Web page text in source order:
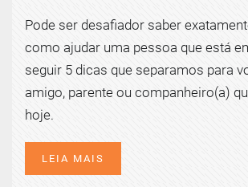
Pode ser desafiador saber
como ajudar uma pessoa que está
seguir 5 dicas que separamos para
amigo, parente ou companheiro(a)
hoje.
LEIA MAIS